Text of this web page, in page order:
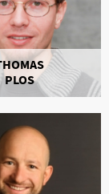
PLOS